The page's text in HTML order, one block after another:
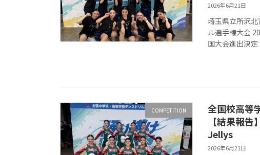
2026年6月21日
埼玉県立所沢
ル選手権大会
国大会進出決定
COMPETITION
全国校高等
【結果報
Jellys
2026年6月21日